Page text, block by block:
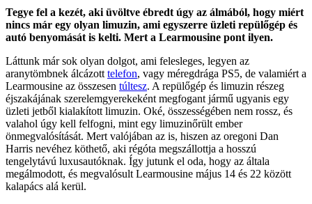
Tegye fel a kezét, aki üvöltve ébredt úgy az álmából, hogy miért
nincs már egy olyan limuzin, ami egyszerre üzleti repülőgép és
autó benyomását is kelti. Mert a Learmousine pont ilyen.
Láttunk már sok olyan dolgot, ami felesleges, legyen az
aranytömbnek álcázotttelefon, vagy méregdrága PS5, de valamiért a
Learmousine az összesen túltesz. A repülőgép és limuzin részeg
éjszakájának szerelemgyerekeként megfogant jármű ugyanis egy
üzleti jetből kialakított limuzin. Oké, összességében nem rossz, és
valahol úgy kell felfogni, mint egy limuzinőrült ember
önmegvalósítását. Mert valójában az is, hiszen az oregoni Dan
Harris nevéhez köthető, aki régóta megszállottja a hosszú
tengelytávú luxusautóknak. Így jutunk el oda, hogy az általa
megálmodott, és megvalósult Learmousine május 14 és 22 között
kalapács alá kerül.